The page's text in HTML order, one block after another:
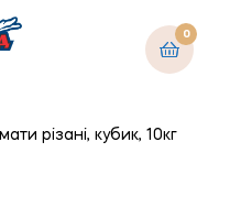
0
різані, кубик, 10кг